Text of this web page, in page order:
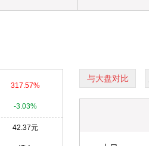
317.57%
-3.03%
42.37元
与大盘对比